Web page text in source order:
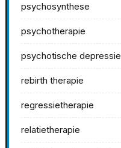
psychosynthese
psychotherapie
psychotische depressie
rebirth therapie
regressietherapie
relatietherapie